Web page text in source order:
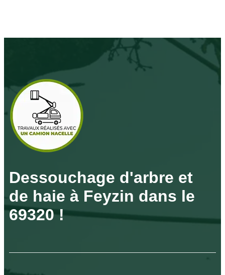
Dessouchage d'arbre et
de haie à Feyzin dans le
69320 !